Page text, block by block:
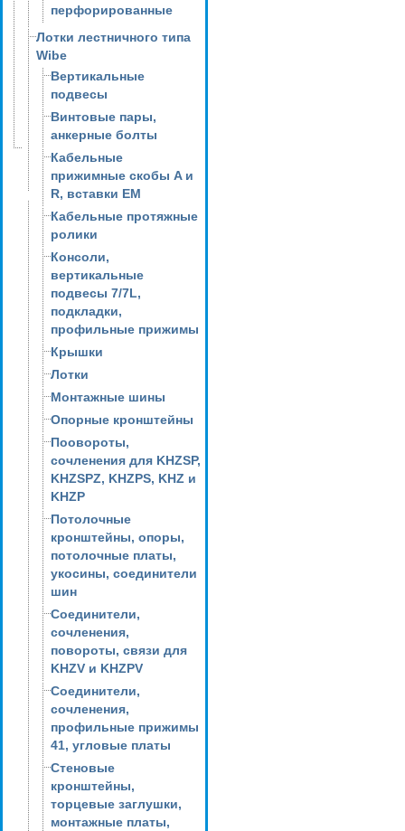
перфорированные
Лотки лестничного типа
Wibe
Вертикальные
подвесы
Винтовые пары,
анкерные болты
Кабельные
прижимные скобы A и
R, вставки EM
Кабельные протяжные
ролики
Консоли,
вертикальные
подвесы 7/7L,
подкладки,
профильные прижимы
Крышки
Лотки
Монтажные шины
Опорные кронштейны
Поовороты,
сочленения для KHZSP,
KHZSPZ, KHZPS, KHZ и
KHZP
Потолочные
кронштейны, опоры,
потолочные платы,
укосины, соединители
шин
Соединители,
сочленения,
повороты, связи для
KHZV и KHZPV
Соединители,
сочленения,
профильные прижимы
41, угловые платы
Стеновые
кронштейны,
торцевые заглушки,
монтажные платы,